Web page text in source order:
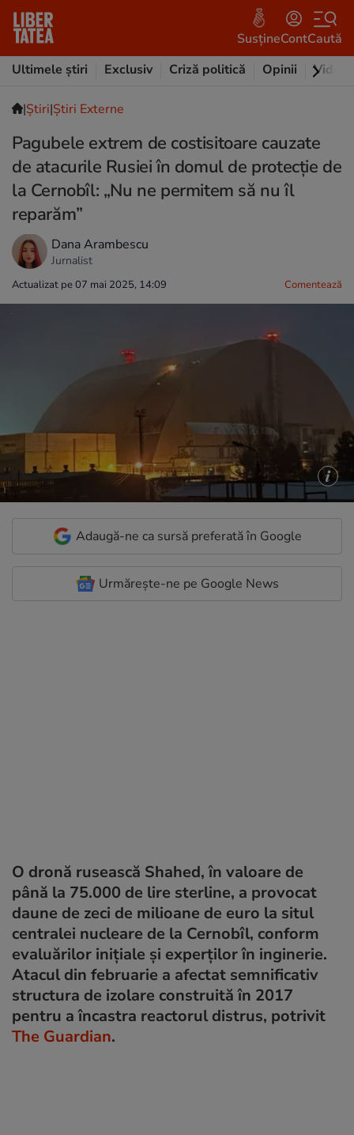
SusțineContCaută
Ultimele știri
Exclusiv Criză politică Opinii Video
|Ştiri|Știri Externe
Pagubele extrem de costisitoare cauzate
de atacurile Rusiei în domul de protecție de
la Cernobîl: „Nu ne permitem să nu îl
reparăm”
Dana Arambescu
Jurnalist
Actualizat pe 07 mai 2025, 14:09 Comentează
Adaugă-ne ca sursă preferată în Google
Urmărește-ne pe Google News
O dronă rusească Shahed, în valoare de
până la 75.000 de lire sterline, a provocat
daune de zeci de milioane de euro la situl
centralei nucleare de la Cernobîl, conform
evaluărilor inițiale și experților în inginerie.
Atacul din februarie a afectat semnificativ
structura de izolare construită în 2017
pentru a încastra reactorul distrus, potrivit
The Guardian.